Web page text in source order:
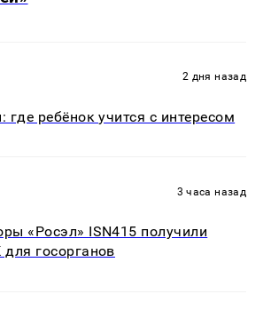
2 дня назад
ребёнок учится с интересом
3 часа назад
«Росэл» ISN415 получили
госорганов